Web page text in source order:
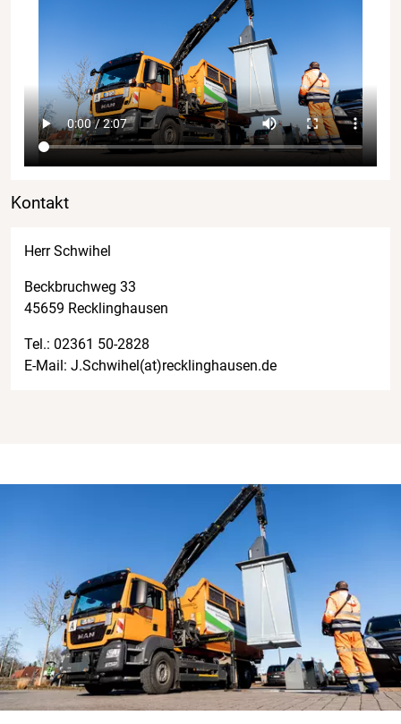
Kontakt
Herr Schwihel
Beckbruchweg 33
45659 Recklinghausen
Tel.: 02361 50-2828
E-Mail: J.Schwihel(at)recklinghausen.de